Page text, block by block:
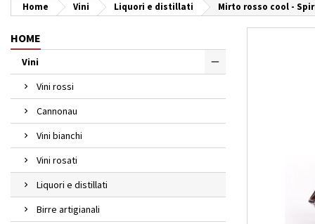
Home Vini Liquori e distillati Mirto rosso cool -
HOME
Vini
Vini rossi
Cannonau
Vini bianchi
Vini rosati
Liquori e distillati
Birre artigianali